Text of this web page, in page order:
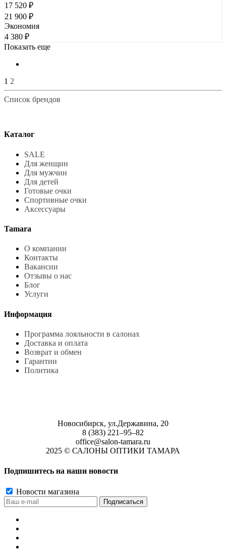
17 520 ₽
21 900 ₽
Экономия
4 380 ₽
Показать еще
1 2
Список брендов
Каталог
SALE
Для женщин
Для мужчин
Для детей
Готовые очки
Спортивные очки
Аксессуары
Tamara
О компании
Контакты
Вакансии
Отзывы о нас
Блог
Услуги
Информация
Программа лояльности в салонах
Доставка и оплата
Возврат и обмен
Гарантии
Политика
Новосибирск, ул.Державина, 20
8 (383) 221‒95‒82
office@salon-tamara.ru
2025 © САЛОНЫ ОПТИКИ ТАМАРА
Подпишитесь на наши новости
Новости магазина